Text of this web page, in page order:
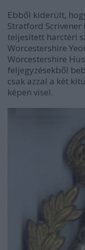
Ebből kiderült,
Stratford
teljesített harctéri
Worcestershire
Worcestershire
feljegyzésekből
csak azzal a két
képen visel.